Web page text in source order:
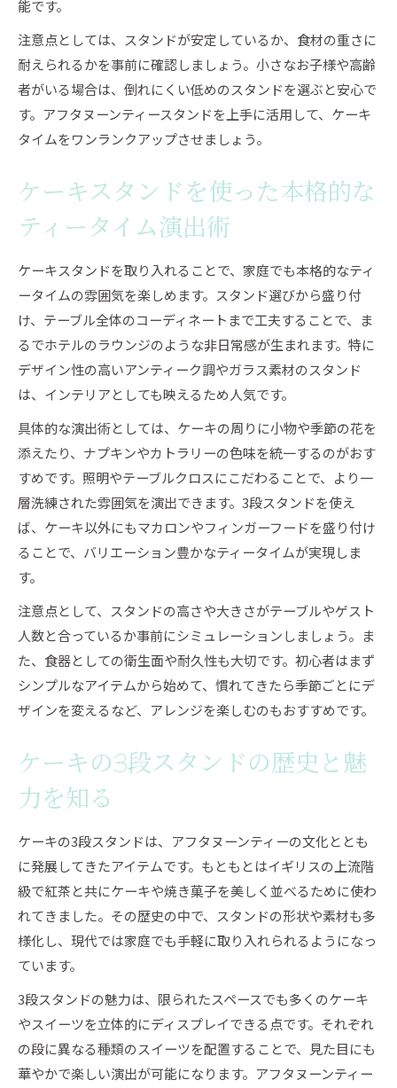
能です。
注意点としては、スタンドが安定しているか、食材の重さに
耐えられるかを事前に確認しましょう。小さなお子様や高齢
者がいる場合は、倒れにくい低めのスタンドを選ぶと安心で
す。アフタヌーンティースタンドを上手に活用して、ケーキ
タイムをワンランクアップさせましょう。
ケーキスタンドを使った本格的な
ティータイム演出術
ケーキスタンドを取り入れることで、家庭でも本格的なティ
ータイムの雰囲気を楽しめます。スタンド選びから盛り付
け、テーブル全体のコーディネートまで工夫することで、ま
るでホテルのラウンジのような非日常感が生まれます。特に
デザイン性の高いアンティーク調やガラス素材のスタンド
は、インテリアとしても映えるため人気です。
具体的な演出術としては、ケーキの周りに小物や季節の花を
添えたり、ナプキンやカトラリーの色味を統一するのがおす
すめです。照明やテーブルクロスにこだわることで、より一
層洗練された雰囲気を演出できます。3段スタンドを使え
ば、ケーキ以外にもマカロンやフィンガーフードを盛り付け
ることで、バリエーション豊かなティータイムが実現しま
す。
注意点として、スタンドの高さや大きさがテーブルやゲスト
人数と合っているか事前にシミュレーションしましょう。ま
た、食器としての衛生面や耐久性も大切です。初心者はまず
シンプルなアイテムから始めて、慣れてきたら季節ごとにデ
ザインを変えるなど、アレンジを楽しむのもおすすめです。
ケーキの3段スタンドの歴史と魅
力を知る
ケーキの3段スタンドは、アフタヌーンティーの文化ととも
に発展してきたアイテムです。もともとはイギリスの上流階
級で紅茶と共にケーキや焼き菓子を美しく並べるために使わ
れてきました。その歴史の中で、スタンドの形状や素材も多
様化し、現代では家庭でも手軽に取り入れられるようになっ
ています。
3段スタンドの魅力は、限られたスペースでも多くのケーキ
やスイーツを立体的にディスプレイできる点です。それぞれ
の段に異なる種類のスイーツを配置することで、見た目にも
華やかで楽しい演出が可能になります。アフタヌーンティー